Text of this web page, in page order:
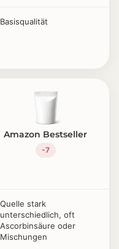
Basisqualität
Amazon Bestseller
-7
Quelle stark
unterschiedlich, oft
Ascorbinsäure oder
Mischungen